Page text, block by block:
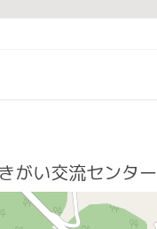
がい交流センター